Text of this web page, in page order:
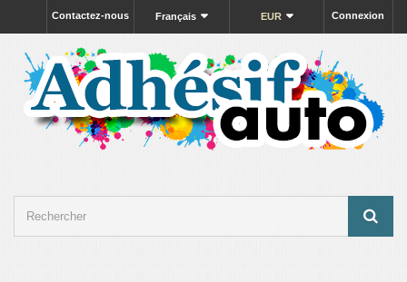
Connexion
EUR
Français
Contactez-nous